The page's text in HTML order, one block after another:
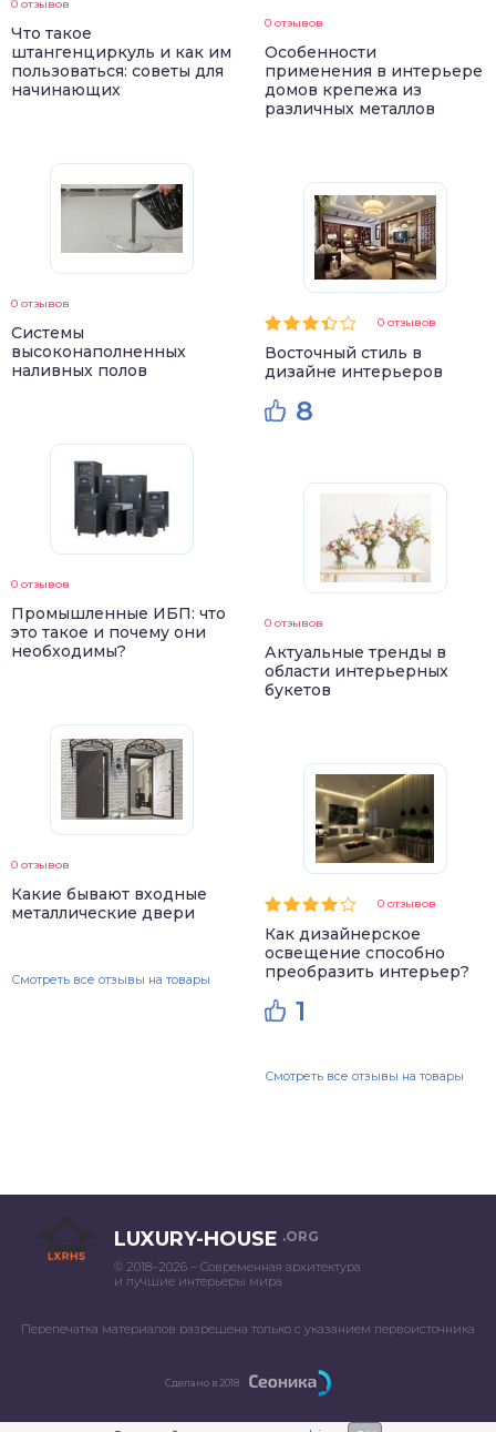
0 отзывов
Что такое
штангенциркуль и как им
пользоваться: советы для
начинающих
0 отзывов
Системы
высоконаполненных
наливных полов
0 отзывов
Промышленные ИБП: что
это такое и почему они
необходимы?
0 отзывов
Какие бывают входные
металлические двери
Смотреть все отзывы на товары
0 отзывов
Особенности
применения в интерьере
домов крепежа из
различных металлов
0 отзывов
Восточный стиль в
дизайне интерьеров
8
0 отзывов
Актуальные тренды в
области интерьерных
букетов
0 отзывов
Как дизайнерское
освещение способно
преобразить интерьер?
1
Смотреть все отзывы на товары
LUXURY-HOUSE .ORG
© 2018–2026 – Современная архитектура
и лучшие интерьеры мира
Перепечатка материалов разрешена только с указанием первоисточника
Сделано в 2018